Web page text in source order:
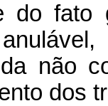
do fato
não
dos